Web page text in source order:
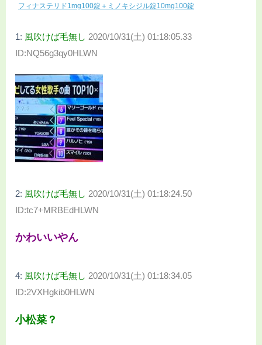
フィナステリド1mg100錠＋ミノキシジル錠10mg100錠
1: 風吹けば毛無し 2020/10/31(土) 01:18:05.33
ID:NQ56g3qy0HLWN
2: 風吹けば毛無し 2020/10/31(土) 01:18:24.50
ID:tc7+MRBEdHLWN
かわいいやん
4: 風吹けば毛無し 2020/10/31(土) 01:18:34.05
ID:2VXHgkib0HLWN
小松菜？